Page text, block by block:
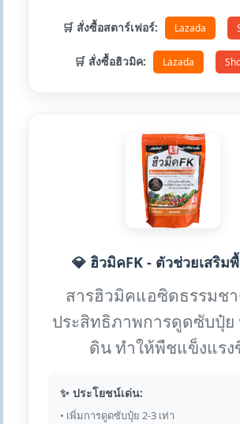
🛒 สั่งซื้อสตาร์เฟอร์: Lazada
🛒 สั่งซื้อฮิวมิค: Lazada
💎 ฮิวมิคFK - ตัวช่วยเสริม
สารฮิวมิคแอซิดธรรมชา
ประสิทธิภาพการดูดซับปุ๋ย
ดิน ทำให้พืชแข็งแร
✨ ประโยชน์เด่น:
• เพิ่มการดูดซับปุ๋ย 2-3 เท่า